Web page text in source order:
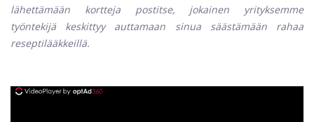
lähettämään kortteja postitse, jokainen yrityksemme
työntekijä keskittyy auttamaan sinua säästämään rahaa
reseptilääkkeillä.